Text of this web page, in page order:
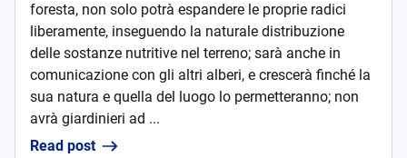
foresta, non solo potrà espandere le proprie radici
liberamente, inseguendo la naturale distribuzione
delle sostanze nutritive nel terreno; sarà anche in
comunicazione con gli altri alberi, e crescerà finché la
sua natura e quella del luogo lo permetteranno; non
avrà giardinieri ad ...
Read post